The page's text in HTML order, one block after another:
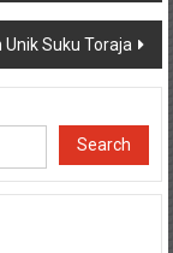
Suku Toraja
Search